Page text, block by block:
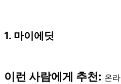
1. 마이에딧
이런 사람에게 추천: 온